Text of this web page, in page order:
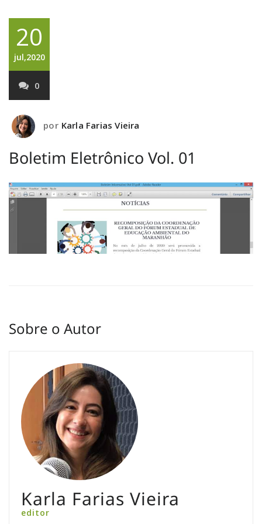
20
jul,2020
0
por Karla Farias Vieira
Boletim Eletrônico Vol. 01
Sobre o Autor
Karla Farias Vieira
editor